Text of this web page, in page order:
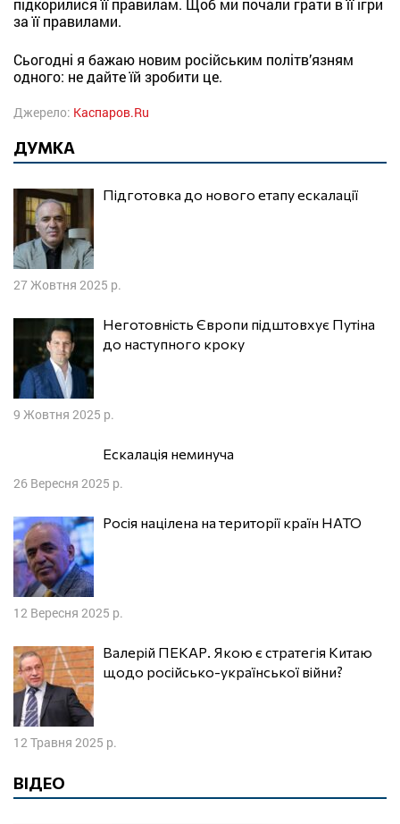
підкорилися її правилам. Щоб ми почали грати в її ігри
за її правилами.
Сьогодні я бажаю новим російським політв’язням
одного: не дайте їй зробити це.
Джерело: Каспаров.Ru
ДУМКА
Підготовка до нового етапу ескалації
27 Жовтня 2025 р.
Неготовність Європи підштовхує Путіна
до наступного кроку
9 Жовтня 2025 р.
Ескалація неминуча
26 Вересня 2025 р.
Росія націлена на території країн НАТО
12 Вересня 2025 р.
Валерій ПЕКАР. Якою є стратегія Китаю
щодо російсько-української війни?
12 Травня 2025 р.
ВІДЕО